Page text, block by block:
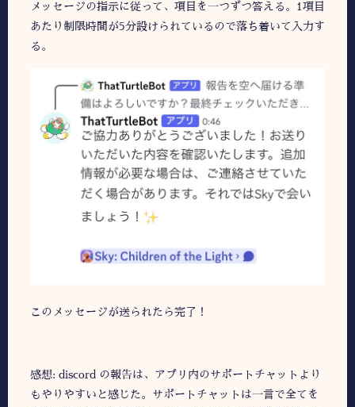
メッセージの指示に従って、項目を一つずつ答える。1項目
あたり制限時間が5分設けられているので落ち着いて入力す
る。
このメッセージが送られたら完了！
感想: discord の報告は、アプリ内のサポートチャットより
もやりやすいと感じた。サポートチャットは一言で全てを